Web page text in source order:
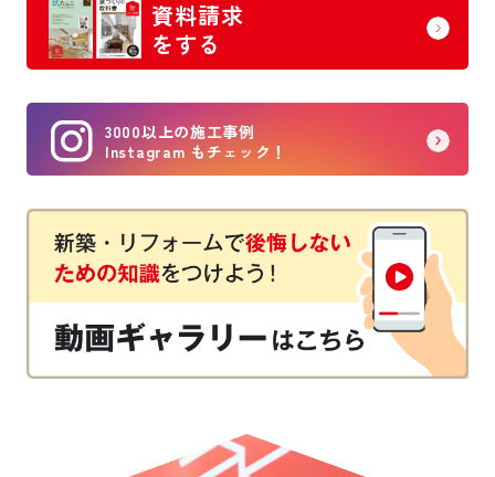
資料請求
をする
3000以上の施工事例
Instagram もチェック！